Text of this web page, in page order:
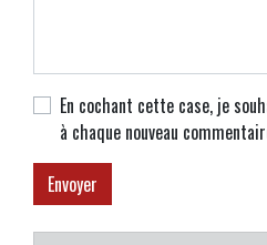
En cochant cette case, je
à chaque nouveau